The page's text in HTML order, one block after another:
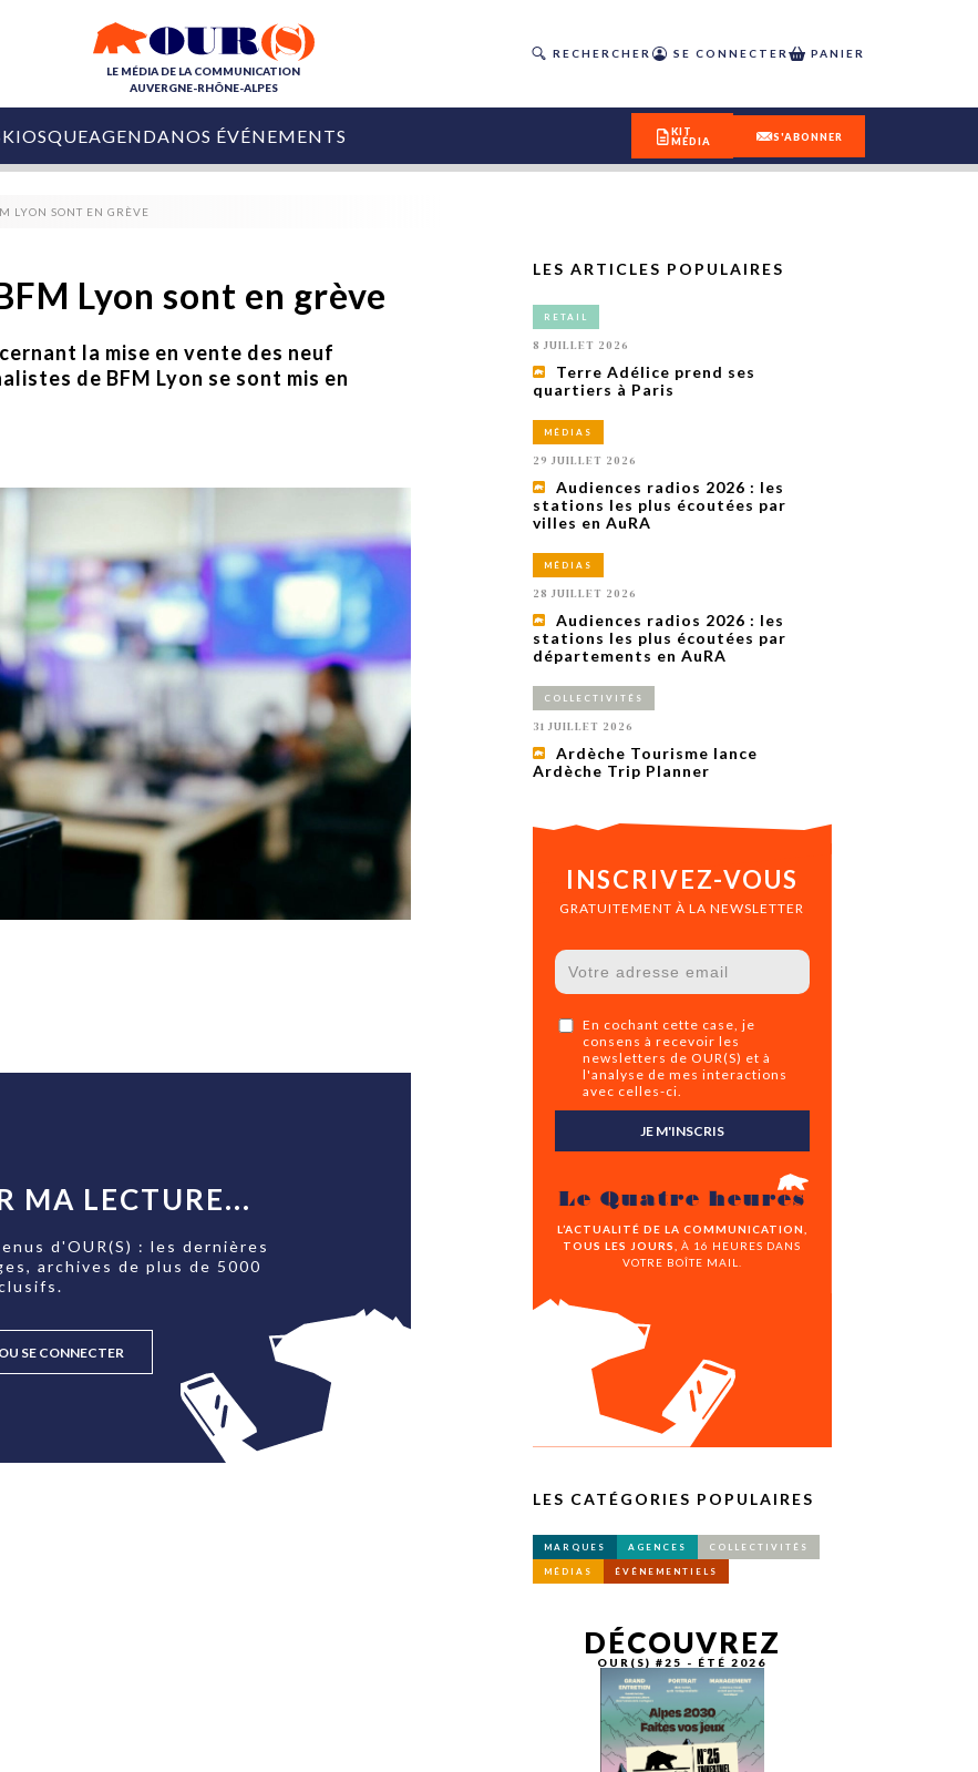
LE MÉDIA DE LA COMMUNICATION
AUVERGNE-RHÔNE-ALPES
RECHERCHER SE CONNECTER PANIER
Nice : Denis Zanon
est décédé
COLLECTIVITÉS
PUBLIÉ LE 31 JUILLET 2026
Ardèche
COLLECTIVITÉS
lès-Lyon
Afin de pallier son déficit de notoriété,
saison autour de son concept autour de
la déconnexion, en digital et au cinéma.
Alexandra Thizy, sa responsable
marketing et communication, revient sur
la campagne.
1 AN
KIOSQUEAGENDANOS ÉVÉNEMENTS
OURS DU DIGITAL
LES RENDEZ-VOUS MÉDIA
INFLUENCE IA
KIT
MÉDIA
S'ABONNER
LYON SONT EN GRÈVE
Lyon sont en grève
la mise en vente des neuf
de BFM Lyon se sont mis en
MA LECTURE...
d'OUR(S) : les dernières
archives de plus de 5000
SE CONNECTER
LES ARTICLES POPULAIRES
RETAIL
8 JUILLET 2026
Terre Adélice prend ses
quartiers à Paris
MÉDIAS
29 JUILLET 2026
Audiences radios 2026 : les
stations les plus écoutées par
villes en AuRA
MÉDIAS
28 JUILLET 2026
Audiences radios 2026 : les
stations les plus écoutées par
départements en AuRA
COLLECTIVITÉS
31 JUILLET 2026
Ardèche Tourisme lance
Ardèche Trip Planner
INSCRIVEZ-VOUS
GRATUITEMENT À LA NEWSLETTER
En cochant cette case, je
consens à recevoir les
newsletters de OUR(S) et à
l'analyse de mes interactions
avec celles-ci.
JE M'INSCRIS
Le Quatre heures
L’ACTUALITÉ DE LA COMMUNICATION,
TOUS LES JOURS,
À 16 HEURES DANS
VOTRE BOÎTE MAIL.
LES CATÉGORIES POPULAIRES
MARQUES AGENCES COLLECTIVITÉS
MÉDIAS ÉVÉNEMENTIELS
DÉCOUVREZ
OUR(S) #25 - ÉTÉ 2026